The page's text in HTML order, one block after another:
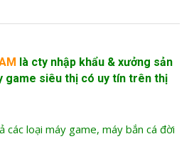
là cty nhập khẩu & xưởng sản
game siêu thị có uy tín trên thị
các loại máy game, máy bắn cá đời